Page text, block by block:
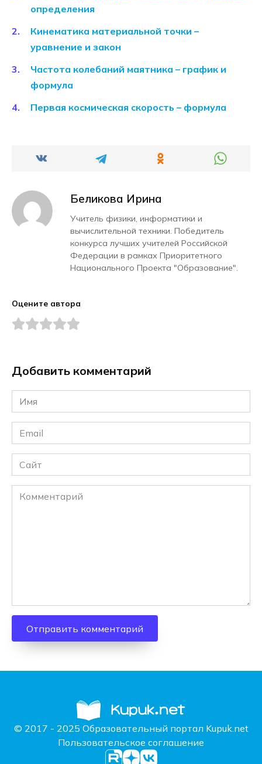
определения
Кинематика материальной точки –
уравнение и закон
Частота колебаний маятника – график и
формула
Первая космическая скорость – формула
Беликова Ирина
Учитель физики, информатики и
вычислительной техники. Победитель
конкурса лучших учителей Российской
Федерации в рамках Приоритетного
Национального Проекта "Образование".
Оцените автора
Добавить комментарий
Имя
*
Email
*
Сайт
Комментарий
© 2017 - 2025 Образовательный портал Kupuk.net
Пользовательское соглашение